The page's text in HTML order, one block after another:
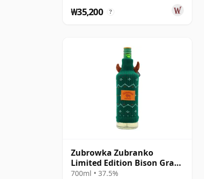
₩35,200 ?
Zubrowka Zubranko
Limited Edition Bison Grass
Polish Vodka
700ml • 37.5%